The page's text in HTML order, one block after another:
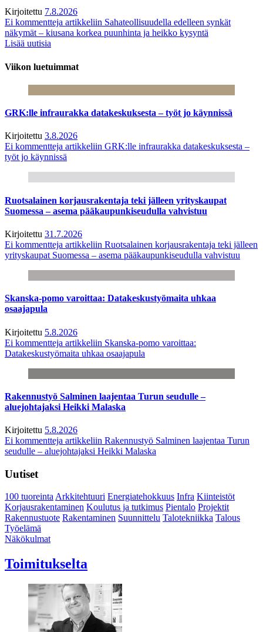
Kirjoitettu 7.8.2026
Ei kommentteja artikkeliin Sahateollisuudella edelleen synkät
näkymät – kiusana korkea puunhinta ja heikko kysyntä
Lisää uutisia
Viikon luetuimmat
GRK:lle infraurakka datakeskuksesta – työt jo käynnissä
Kirjoitettu 3.8.2026
Ei kommentteja artikkeliin GRK:lle infraurakka datakeskuksesta –
työt jo käynnissä
Ruotsalainen korjausrakentaja teki jälleen yrityskaupat
Suomessa – asema pääkaupunkiseudulla vahvistuu
Kirjoitettu 31.7.2026
Ei kommentteja artikkeliin Ruotsalainen korjausrakentaja teki jälleen
yrityskaupat Suomessa – asema pääkaupunkiseudulla vahvistuu
Skanska-pomo varoittaa: Datakeskustyömaita uhkaa
osaajapula
Kirjoitettu 5.8.2026
Ei kommentteja artikkeliin Skanska-pomo varoittaa:
Datakeskustyömaita uhkaa osaajapula
Rakennustyö Salminen laajentaa Turun seudulle –
aluejohtajaksi Heikki Malaska
Kirjoitettu 5.8.2026
Ei kommentteja artikkeliin Rakennustyö Salminen laajentaa Turun
seudulle – aluejohtajaksi Heikki Malaska
Uutiset
100 tuoreintaArkkitehtuuri Energiatehokkuus Infra Kiinteistöt
Korjausrakentaminen Koulutus ja tutkimus Pientalo Projektit
Rakennustuote Rakentaminen Suunnittelu Talotekniikka Talous
Työelämä
Näkökulmat
Toimitukselta